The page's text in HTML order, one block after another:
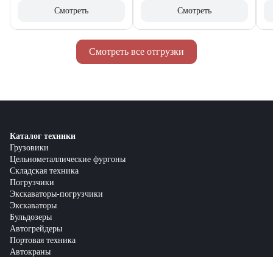
Смотреть все отгрузки
Смотреть Смотреть
Каталог техники
Грузовики
Цельнометаллические фургоны
Складская техника
Погрузчики
Экскаваторы-погрузчики
Экскаваторы
Бульдозеры
Автогрейдеры
Портовая техника
Автокраны